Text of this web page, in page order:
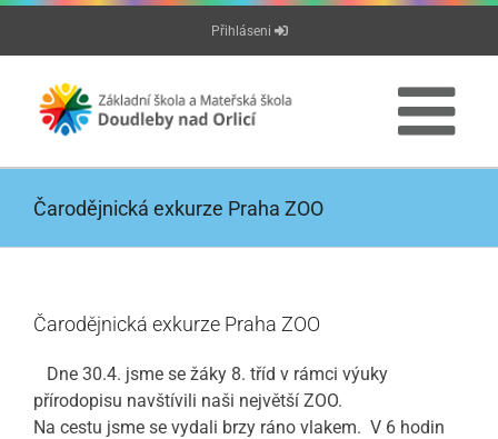
Přeskočit
Přihláseni
Čarodějnická exkurze Praha ZOO
Čarodějnická exkurze Praha ZOO
Dne 30.4. jsme se žáky 8. tříd v rámci výuky
přírodopisu navštívili naši největší ZOO.
Na cestu jsme se vydali brzy ráno vlakem. V 6 hodin